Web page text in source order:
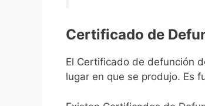
Certificado de
El Certificado de defunción
lugar en que se produjo. Es